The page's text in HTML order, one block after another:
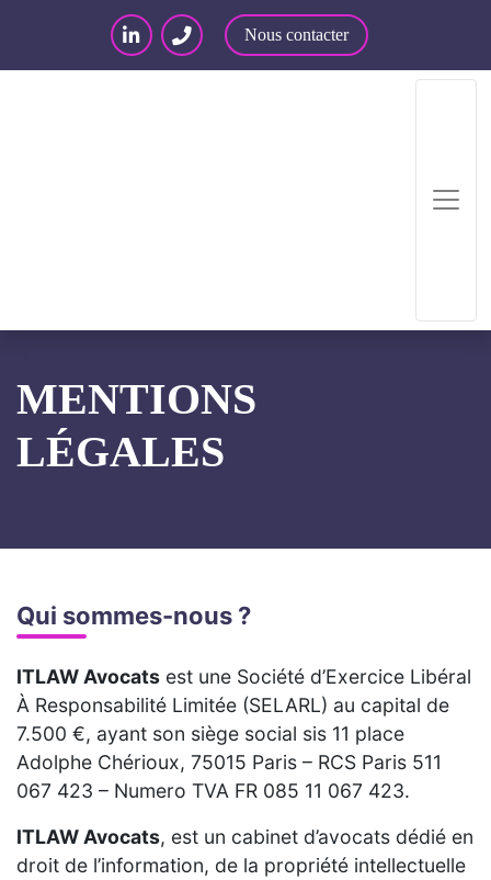
Nous contacter
MENTIONS
LÉGALES
Qui sommes-nous ?
ITLAW Avocats est une Société d’Exercice Libéral
À Responsabilité Limitée (SELARL) au capital de
7.500 €, ayant son siège social sis 11 place
Adolphe Chérioux, 75015 Paris – RCS Paris 511
067 423 – Numero TVA FR 085 11 067 423.
ITLAW Avocats, est un cabinet d’avocats dédié en
droit de l’information, de la propriété intellectuelle